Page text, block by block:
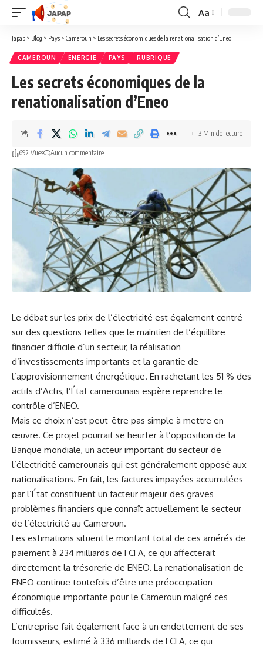
Redimensionner
la
Aa
Japap > Blog > Pays > Cameroun > Les secrets économiques de la renationalisation d’Eneo
CAMEROUN ENERGIE PAYS RUBRIQUE
Les secrets économiques de la
renationalisation d’Eneo
692 Vues Aucun commentaire
3 Min de lecture
Le débat sur ⁤les prix de l’électricité est⁣ également centré
sur des questions telles que le maintien de l’équilibre
financier difficile d’un secteur, la réalisation
d’investissements importants et⁤ la garantie de
l’approvisionnement énergétique. En rachetant les 51 % des
actifs d’Actis, ​l’État camerounais espère reprendre le
‍contrôle d’ENEO.
Mais ce⁢ choix⁤ n’est peut-être pas simple à mettre en
œuvre. Ce projet pourrait se heurter à l’opposition de la
Banque mondiale, un acteur important du secteur de
l’électricité camerounais qui ⁢est généralement‍ opposé aux
nationalisations. ⁣En fait, les factures impayées accumulées
par l’État constituent un facteur majeur des graves
problèmes financiers que connaît actuellement le secteur
de l’électricité au Cameroun.
Les estimations​ situent le montant total de ces arriérés de
paiement à 234 milliards de FCFA, ‌ce qui affecterait
directement la trésorerie⁢ de ENEO. La renationalisation ⁤de
ENEO continue toutefois d’être une préoccupation
économique importante‍ pour le Cameroun malgré ces
difficultés.
L’entreprise fait‌ également face ‌à un ‍endettement de ses
fournisseurs, estimé à 336 ⁣milliards de FCFA,⁣ ce qui